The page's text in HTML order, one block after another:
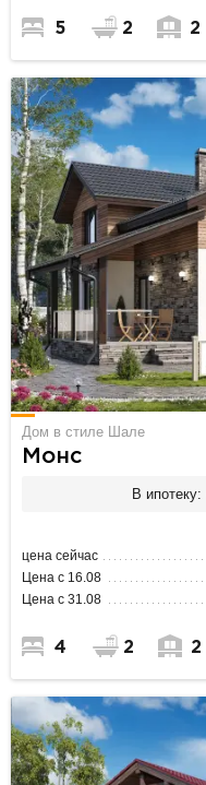
5 2 2
Дом в стиле Шале
Монс
В ипотеку:
цена сейчас
Цена с 16.08
Цена с 31.08
4 2 2